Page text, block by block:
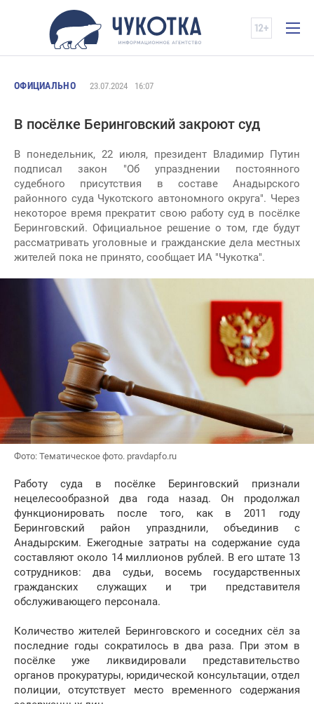
ОФИЦИАЛЬНО 23.07.2024 16:07
В посёлке Беринговский закроют суд
В понедельник, 22 июля, президент Владимир Путин
подписал закон "Об упразднении постоянного
судебного присутствия в составе Анадырского
районного суда Чукотского автономного округа". Через
некоторое время прекратит свою работу суд в посёлке
Беринговский. Официальное решение о том, где будут
рассматривать уголовные и гражданские дела местных
жителей пока не принято, сообщает ИА "Чукотка".
Фото: Тематическое фото. pravdapfo.ru
Работу суда в посёлке Беринговский признали
нецелесообразной два года назад. Он продолжал
функционировать после того, как в 2011 году
Беринговский район упразднили, объединив с
Анадырским. Ежегодные затраты на содержание суда
составляют около 14 миллионов рублей. В его штате 13
сотрудников: два судьи, восемь государственных
гражданских служащих и три представителя
обслуживающего персонала.
Количество жителей Беринговского и соседних сёл за
последние годы сократилось в два раза. При этом в
посёлке уже ликвидировали представительство
органов прокуратуры, юридической консультации, отдел
полиции, отсутствует место временного содержания